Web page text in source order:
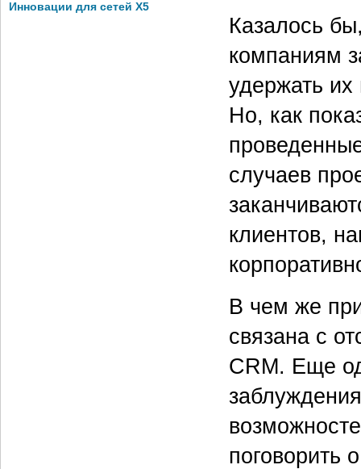
Инновации для сетей X5
Казалось
компаниям
удержать их
Но, как
случаев
клиентов,
В чем же
связана с
CRM. Еще
поговорить